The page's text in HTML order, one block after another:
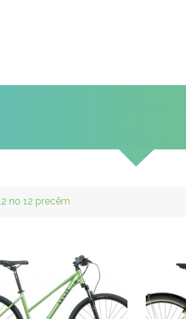
no 12 precēm